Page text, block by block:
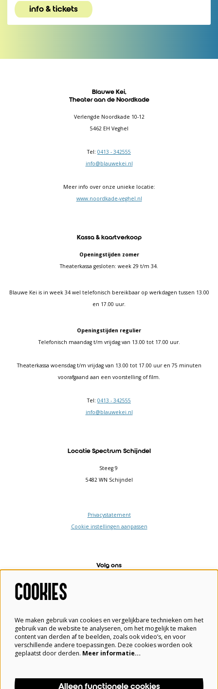
info & tickets
Blauwe Kei,
Theater aan de Noordkade
Verlengde Noordkade 10-12
5462 EH Veghel
Tel: 0413 - 342555
info@blauwekei.nl
Meer info over onze unieke locatie:
www.noordkade-veghel.nl
Kassa & kaartverkoop
Openingstijden zomer
Theaterkassa gesloten: week 29 t/m 34.
Blauwe Kei is in week 34 wel telefonisch bereikbaar op werkdagen tussen 13.00
en 17.00 uur.
Openingstijden regulier
Telefonisch maandag t/m vrijdag van 13.00 tot 17.00 uur.
Theaterkassa woensdag t/m vrijdag van 13.00 tot 17.00 uur en 75 minuten
voorafgaand aan een voorstelling of film.
Tel: 0413 - 342555
info@blauwekei.nl
Locatie Spectrum Schijndel
Steeg 9
5482 WN Schijndel
Privacystatement
Cookie instellingen aanpassen
Volg ons
Aanmelden
COOKIES
We maken gebruik van cookies en vergelijkbare technieken om het
gebruik van de website te analyseren, om het mogelijk te maken
content van derden af te beelden, zoals ook video’s, en voor
verschillende andere toepassingen. Deze cookies worden ook
geplaatst door derden. Meer informatie…
Alleen functionele cookies